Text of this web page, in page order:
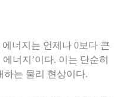
너지는 언제나 0보다 큰
너지’이다. 이는 단순히
하는 물리 현상이다.